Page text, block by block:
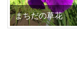
まちだの草花